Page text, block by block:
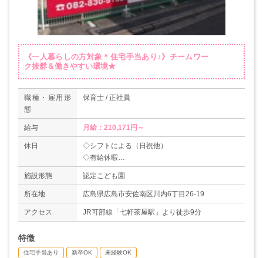
《一人暮らしの方対象＊住宅手当あり♪》チームワー
ク抜群＆働きやすい環境★
職種・雇用形
態
保育士 / 正社員
給与 月給：210,171円～
休日
◇シフトによる（日祝他）
◇有給休暇
＊年間休日数105日
施設形態 認定こども園
所在地 広島県広島市安佐南区川内6丁目26-19
アクセス JR可部線「七軒茶屋駅」より徒歩9分
特徴
住宅手当あり 新卒OK 未経験OK